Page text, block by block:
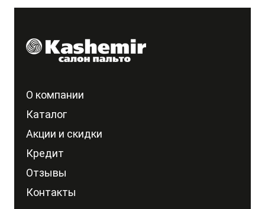
О компании
Каталог
Акции и скидки
Кредит
Отзывы
Контакты